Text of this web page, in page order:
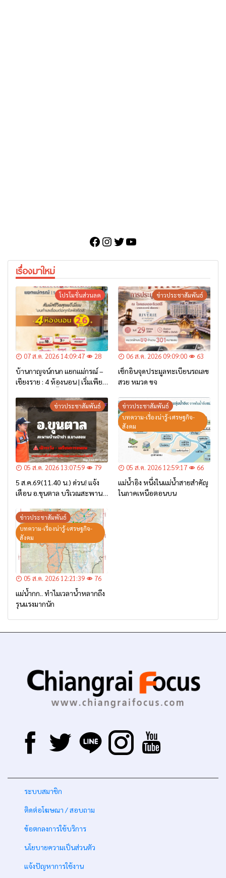
Facebook
Instagram
Twitter
YouTube
เรื่องมาใหม่
โปรโมชั่นส่วนลด
07 ส.ค. 2026 14:09:47 28
บ้านกาญจน์กนก แยกแม่กรณ์ –
เชียงราย : 4 ห้องนอน | เริ่มเพียง
ข่าวประชาสัมพันธ์
06 ส.ค. 2026 09:09:00 63
เช็กอินจุดประมูลทะเบียนรถเลข
สวย หมวด ขจ
ข่าวประชาสัมพันธ์
05 ส.ค. 2026 13:07:59 79
5 ส.ค.69(11.40 น.) ด่วน! แจ้ง
เตือน อ.ขุนตาล บริเวณสะพาน
– เตรียมการอพยพ”
ข่าวประชาสัมพันธ์
บทความ-เรื่องน่ารู้-เศรษฐกิจ-
สังคม
05 ส.ค. 2026 12:59:17 66
แม่น้ำอิง หนึ่งในแม่น้ำสายสำคัญ
ในภาคเหนือตอนบน
ข่าวประชาสัมพันธ์
บทความ-เรื่องน่ารู้-เศรษฐกิจ-
สังคม
05 ส.ค. 2026 12:21:39 76
แม่น้ำกก.. ทำไมเวลาน้ำหลากถึง
รุนแรงมากนัก
ระบบสมาชิก
ติดต่อโฆษณา / สอบถาม
ข้อตกลงการใช้บริการ
นโยบายความเป็นส่วนตัว
แจ้งปัญหาการใช้งาน